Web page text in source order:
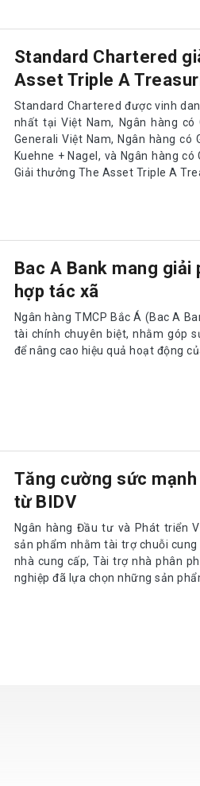
Standard Chartered
Asset Triple A
Standard Chartered được vinh
nhất tại Việt Nam, Ngân hàng
Generali Việt Nam, Ngân hàng
Kuehne + Nagel, và Ngân hàng
Giải thưởng The Asset Triple A
Bac A Bank mang
hợp tác xã
Ngân hàng TMCP Bắc Á (Bac A
tài chính chuyên biệt, nhằm góp
để nâng cao hiệu quả hoạt động
Tăng cường sức
từ BIDV
Ngân hàng Đầu tư và Phát triển
sản phẩm nhằm tài trợ chuỗi
nhà cung cấp, Tài trợ nhà phân
nghiệp đã lựa chọn những sản